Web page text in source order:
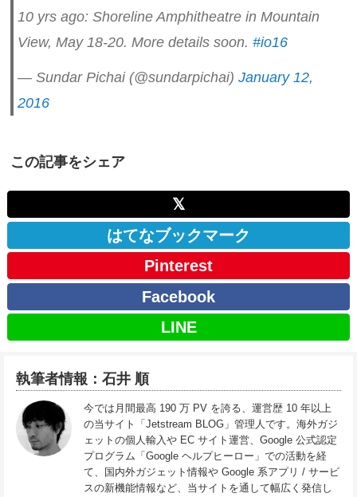
10 yrs ago: Shoreline Amphitheatre in Mountain
View, May 18-20. More details soon. #io16
— Sundar Pichai (@sundarpichai) January 12,
2016
この記事をシェア
𝕏
はてなブックマーク
Pinterest
Facebook
LINE
執筆者情報：石井 順
今では月間最高 190 万 PV を誇る、運営歴 10 年以上
の当サイト「Jetstream BLOG」管理人です。海外ガジ
ェットの個人輸入や EC サイト運営、Google 公式認定
プログラム「Google ヘルプヒーロー」での活動を経
て、国内外ガジェット情報や Google 系アプリ / サービ
スの新機能情報など、当サイトを通して幅広く発信し